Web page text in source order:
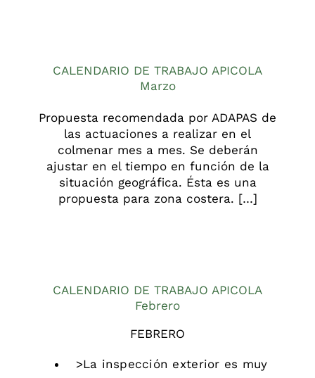
CALENDARIO DE TRABAJO APICOLA
Marzo
Propuesta recomendada por ADAPAS de
las actuaciones a realizar en el
colmenar mes a mes. Se deberán
ajustar en el tiempo en función de la
situación geográfica. Ésta es una
propuesta para zona costera. […]
CALENDARIO DE TRABAJO APICOLA
Febrero
FEBRERO
>La inspección exterior es muy